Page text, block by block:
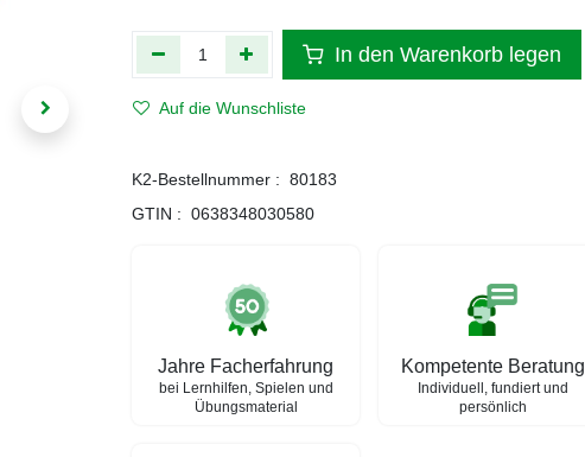
In den Warenkorb legen
Auf die Wunschliste
K2-Bestellnummer : 80183
GTIN : 0638348030580
Jahre Facherfahrung
bei Lernhilfen, Spielen und
Übungsmaterial
Kompetente Beratung
Individuell, fundiert und
persönlich